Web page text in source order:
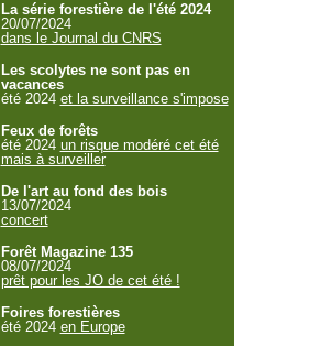
La série forestière de l'été 2024
20/07/2024
dans le Journal du CNRS
Les scolytes ne sont pas en
vacances
été 2024 et la surveillance s'impose
Feux de forêts
été 2024 un risque modéré cet été
mais à surveiller
De l'art au fond des bois
13/07/2024
concert
Forêt Magazine 135
08/07/2024
prêt pour les JO de cet été !
Foires forestières
été 2024 en Europe